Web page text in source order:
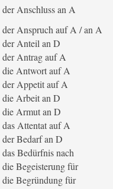
der Anschluss an A
der Anspruch auf A / an A
der Anteil an D
der Antrag auf A
die Antwort auf A
der Appetit auf A
die Arbeit an D
die Armut an D
das Attentat auf A
der Bedarf an D
das Bedürfnis nach
die Begeisterung für
die Begründung für